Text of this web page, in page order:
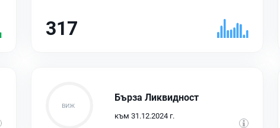
317
Бърза Ликвидност
към 31.12.2024 г.